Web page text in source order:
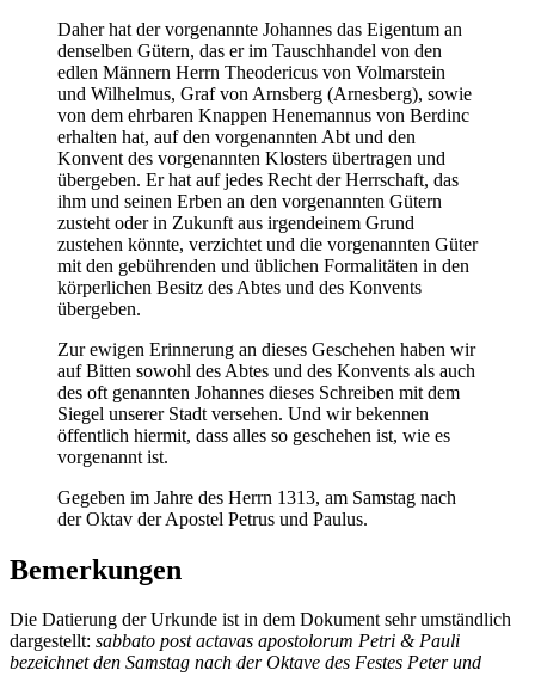
Daher hat der vorgenannte Johannes das Eigentum an
denselben Gütern, das er im Tauschhandel von den
edlen Männern Herrn Theodericus von Volmarstein
und Wilhelmus, Graf von Arnsberg (Arnesberg), sowie
von dem ehrbaren Knappen Henemannus von Berdinc
erhalten hat, auf den vorgenannten Abt und den
Konvent des vorgenannten Klosters übertragen und
übergeben. Er hat auf jedes Recht der Herrschaft, das
ihm und seinen Erben an den vorgenannten Gütern
zusteht oder in Zukunft aus irgendeinem Grund
zustehen könnte, verzichtet und die vorgenannten Güter
mit den gebührenden und üblichen Formalitäten in den
körperlichen Besitz des Abtes und des Konvents
übergeben.
Zur ewigen Erinnerung an dieses Geschehen haben wir
auf Bitten sowohl des Abtes und des Konvents als auch
des oft genannten Johannes dieses Schreiben mit dem
Siegel unserer Stadt versehen. Und wir bekennen
öffentlich hiermit, dass alles so geschehen ist, wie es
vorgenannt ist.
Gegeben im Jahre des Herrn 1313, am Samstag nach
der Oktav der Apostel Petrus und Paulus.
Bemerkungen
Die Datierung der Urkunde ist in dem Dokument sehr umständlich
dargestellt: sabbato post actavas apostolorum Petri & Pauli
bezeichnet den Samstag nach der Oktave des Festes Peter und